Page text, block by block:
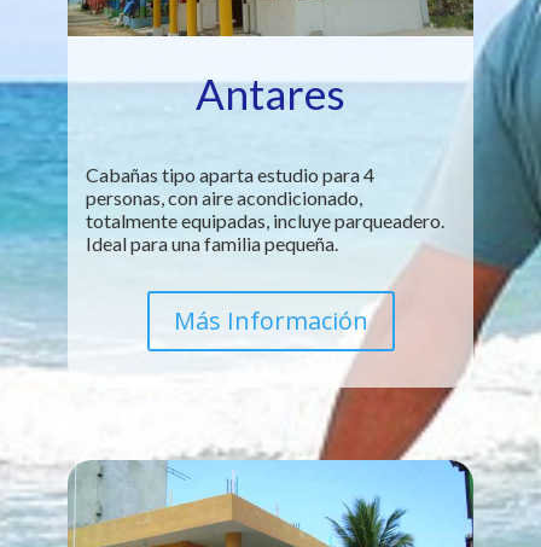
Antares
Cabañas tipo aparta estudio para 4
personas, con aire acondicionado,
totalmente equipadas, incluye parqueadero.
Ideal para una familia pequeña.
Más Información